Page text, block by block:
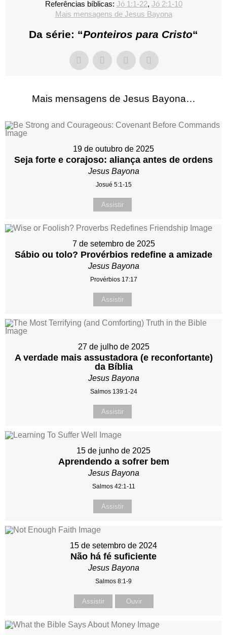
Referências bíblicas: Jó 1:1-22, Jó 2:1-10
Mais mensagens de Jesus Bayona
Da série: “Ponteiros para Cristo“
Mais mensagens de Jesus Bayona…
19 de outubro de 2025
Seja forte e corajoso: aliança antes de ordens
Jesus Bayona
Josué 5:1-15
Assistir
7 de setembro de 2025
Sábio ou tolo? Provérbios redefine a amizade
Jesus Bayona
Provérbios 17:17
Assistir
27 de julho de 2025
A verdade mais assustadora (e reconfortante)
da Bíblia
Jesus Bayona
Salmos 139:1-24
Assistir
15 de junho de 2025
Aprendendo a sofrer bem
Jesus Bayona
Salmos 42:1-11
Assistir
15 de setembro de 2024
Não há fé suficiente
Jesus Bayona
Salmos 8:1-9
Assistir Ouvir